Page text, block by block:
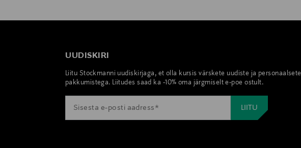
UUDISKIRI
Liitu Stockmanni uudiskirjaga, et olla kursis värskete uudiste ja personaalsete
pakkumistega. Liitudes saad ka -10% oma järgmiselt e-poe ostult.